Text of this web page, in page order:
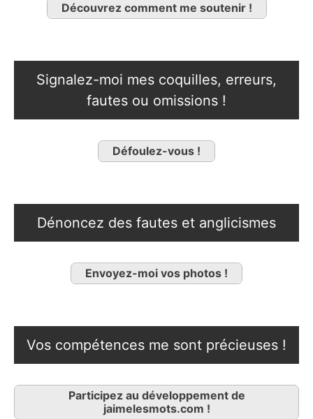
Découvrez comment me soutenir !
Signalez-moi mes coquilles, erreurs,
fautes ou omissions !
Défoulez-vous !
Dénoncez des fautes et anglicismes
Envoyez-moi vos photos !
Vos compétences me sont précieuses !
Participez au développement de
jaimelesmots.com !